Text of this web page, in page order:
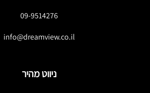
09-9514276
info@dreamview.co.il
ניווט מהיר